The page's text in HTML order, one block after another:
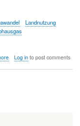
Landnutzung
about
Log into post comments